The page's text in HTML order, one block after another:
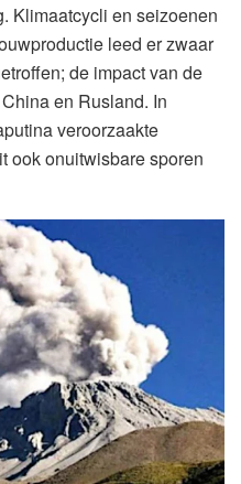
Klimaatcycli en seizoenen
leed er zwaar
de impact van de
en Rusland. In
veroorzaakte
ook onuitwisbare sporen